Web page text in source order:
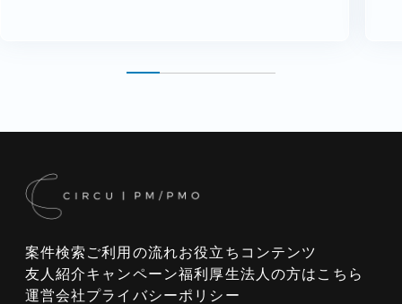
案件検索 ご利用の流れお役立ちコンテンツ
友人紹介キャンペーン福利厚生法人の方はこちら
運営会社プライバシーポリシー